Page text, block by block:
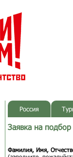
Россия
Заявка на подбор
Фамилия, Имя,